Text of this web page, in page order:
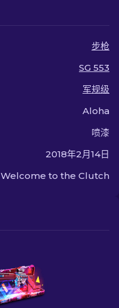
步枪
SG 553
军规级
Aloha
喷漆
2018年2月14日
Welcome to the Clutch